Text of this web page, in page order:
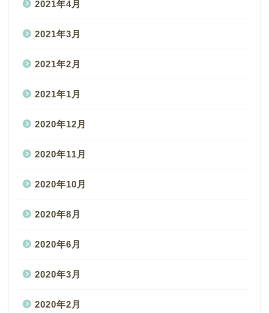
2021年4月
2021年3月
2021年2月
2021年1月
2020年12月
2020年11月
2020年10月
2020年8月
2020年6月
2020年3月
2020年2月